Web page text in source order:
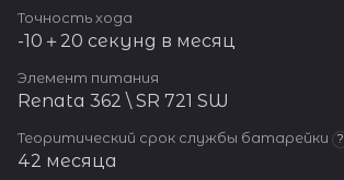
Точность хода
-10＋20 секунд в месяц
Элемент питания
Renata 362 \ SR 721 SW
Теоритический срок службы батарейки ?
42 месяца